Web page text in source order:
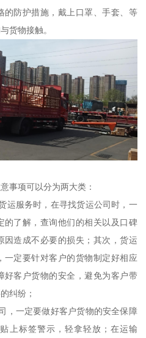
的防护措施，戴上口罩、手套、等
货物接触。
事项可以分为两大类：
运服务时，在寻找货运公司时，一
的了解，查询他们的相关以及口碑
因造成不必要的损失；其次，货运
一定要针对客户的货物制定好相应
好客户货物的安全，避免为客户带
纠纷；
，一定要做好客户货物的安全保障
上标签警示，轻拿轻放；在运输